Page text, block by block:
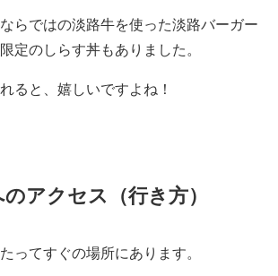
らではの淡路牛を使った淡路バーガー
定のしらす丼もありました。
ると、嬉しいですよね！
アクセス（行き方）
ってすぐの場所にあります。